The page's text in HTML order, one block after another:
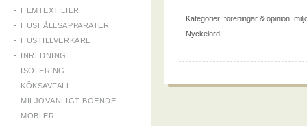
HEMTEXTILIER
HUSHÅLLSAPPARATER
HUSTILLVERKARE
INREDNING
ISOLERING
KÖKSAVFALL
MILJÖVÄNLIGT BOENDE
MÖBLER
Kategorier: föreningar & opinion
Nyckelord: -